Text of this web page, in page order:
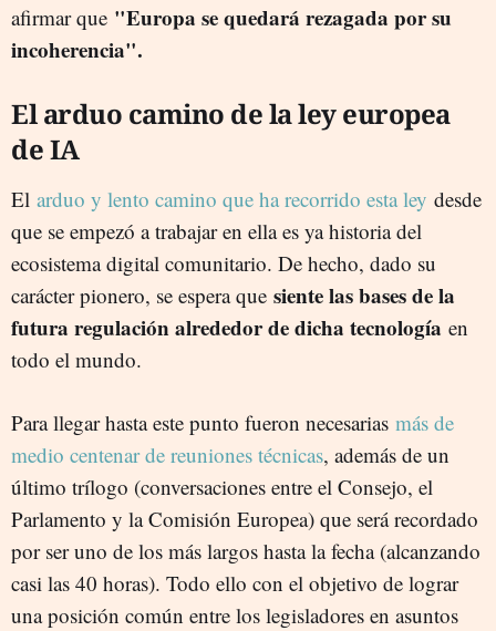
afirmar que "Europa se quedará rezagada por su
incoherencia".
El arduo camino de la ley europea
de IA
El arduo y lento camino que ha recorrido esta ley desde
que se empezó a trabajar en ella es ya historia del
ecosistema digital comunitario. De hecho, dado su
carácter pionero, se espera que siente las bases de la
futura regulación alrededor de dicha tecnología en
todo el mundo.
Para llegar hasta este punto fueron necesarias más de
medio centenar de reuniones técnicas, además de un
último trílogo (conversaciones entre el Consejo, el
Parlamento y la Comisión Europea) que será recordado
por ser uno de los más largos hasta la fecha (alcanzando
casi las 40 horas). Todo ello con el objetivo de lograr
una posición común entre los legisladores en asuntos